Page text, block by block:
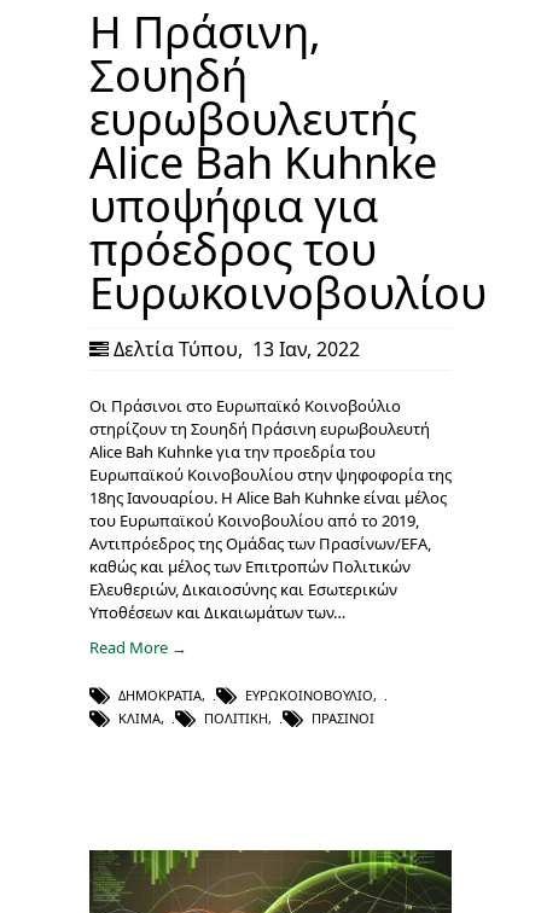
Η Πράσινη,
Σουηδή
ευρωβουλευτής
Alice Bah Kuhnke
υποψήφια για
πρόεδρος του
Ευρωκοινοβουλίου
Δελτία Τύπου, 13 Ιαν, 2022
Οι Πράσινοι στο Ευρωπαϊκό Κοινοβούλιο
στηρίζουν τη Σουηδή Πράσινη ευρωβουλευτή
Alice Bah Kuhnke για την προεδρία του
Ευρωπαϊκού Κοινοβουλίου στην ψηφοφορία της
18ης Ιανουαρίου. H Alice Bah Kuhnke είναι μέλος
του Ευρωπαϊκού Κοινοβουλίου από το 2019,
Αντιπρόεδρος της Ομάδας των Πρασίνων/EFA,
καθώς και μέλος των Επιτροπών Πολιτικών
Ελευθεριών, Δικαιοσύνης και Εσωτερικών
Υποθέσεων και Δικαιωμάτων των…
Read More →
ΔΗΜΟΚΡΑΤΊΑ, ΕΥΡΩΚΟΙΝΟΒΟΎΛΙΟ,
ΚΛΊΜΑ, ΠΟΛΙΤΙΚΉ, ΠΡΆΣΙΝΟΙ